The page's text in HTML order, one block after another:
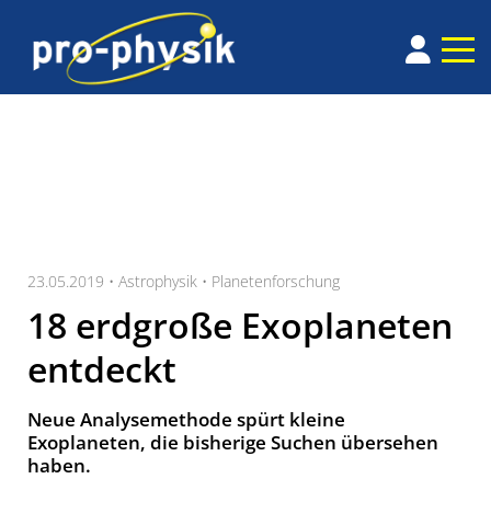
23.05.2019 • Astrophysik • Planetenforschung
18 erdgroße Exoplaneten
entdeckt
Neue Analysemethode spürt kleine
Exoplaneten, die bisherige Suchen übersehen
haben.